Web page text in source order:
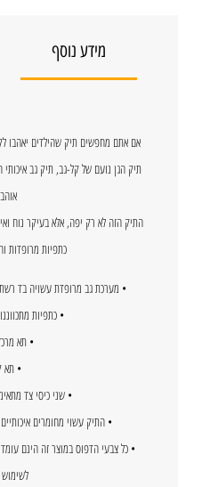
מידע נוסף
אם אתם מחפשים תיק שהילדים יאהבו
תיק הגן נועם של קל-גב, תיק גב איכותי
התיק הזה לא רק יפה, אלא בעיקר נוח
כתפיות מרופדות
• מערכת גב מרופדת עשויה בד רשת
• כתפיות
• תא
• תא
• שני כיסי צד
• התיק עשוי מחומרים
• כל צבעי הדפוס במוצר זה הינם
לשימוש